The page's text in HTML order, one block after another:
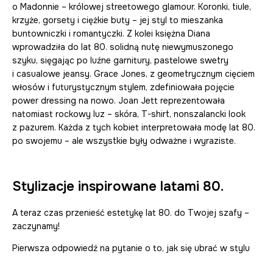
o Madonnie – królowej streetowego glamour. Koronki, tiule,
krzyże, gorsety i ciężkie buty – jej styl to mieszanka
buntowniczki i romantyczki. Z kolei księżna Diana
wprowadziła do lat 80. solidną nutę niewymuszonego
szyku, sięgając po luźne garnitury, pastelowe swetry
i casualowe jeansy. Grace Jones, z geometrycznym cięciem
włosów i futurystycznym stylem, zdefiniowała pojęcie
power dressing na nowo. Joan Jett reprezentowała
natomiast rockowy luz – skóra, T-shirt, nonszalancki look
z pazurem. Każda z tych kobiet interpretowała modę lat 80.
po swojemu – ale wszystkie były odważne i wyraziste.
Stylizacje inspirowane latami 80.
A teraz czas przenieść estetykę lat 80. do Twojej szafy –
zaczynamy!
Pierwsza odpowiedź na pytanie o to, jak się ubrać w stylu